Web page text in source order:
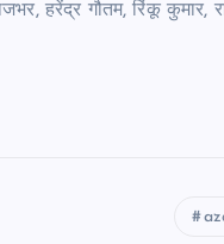
हरेंद्र गौतम, रिंकू